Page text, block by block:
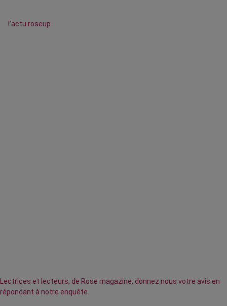
l’actu roseup
Lectrices et lecteurs, de Rose magazine, donnez nous votre avis en
répondant à notre enquête.